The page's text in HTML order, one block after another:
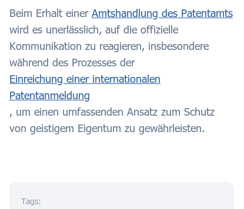
Beim Erhalt einer Amtshandlung des Patentamts
wird es unerlässlich, auf die offizielle
Kommunikation zu reagieren, insbesondere
während des Prozesses der
Einreichung einer internationalen
Patentanmeldung
, um einen umfassenden Ansatz zum Schutz
von geistigem Eigentum zu gewährleisten.
Tags: